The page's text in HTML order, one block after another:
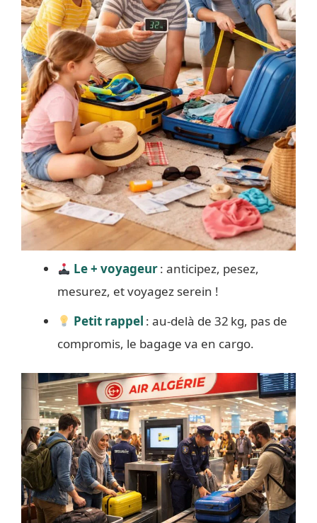
Le + voyageur: anticipez, pesez,
mesurez, et voyagez serein !
Petit rappel : au-delà de 32 kg, pas de
compromis, le bagage va en cargo.